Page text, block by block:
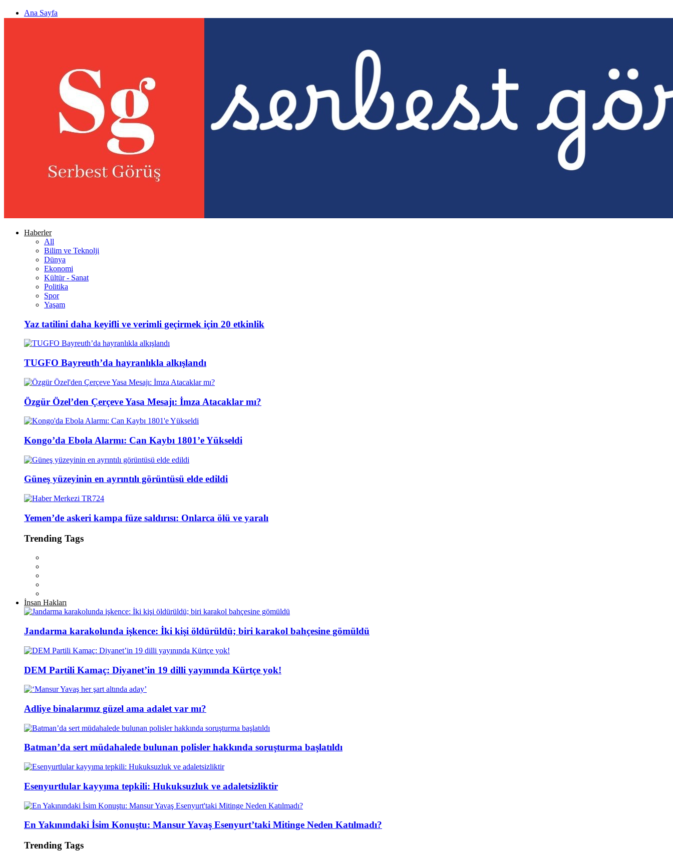
Ana Sayfa
Haberler
All
Bilim ve Teknolji
Dünya
Ekonomi
Kültür - Sanat
Politika
Spor
Yaşam
Yaz tatilini daha keyifli ve verimli geçirmek için 20 etkinlik
TUGFO Bayreuth’da hayranlıkla alkışlandı
Özgür Özel’den Çerçeve Yasa Mesajı: İmza Atacaklar mı?
Kongo’da Ebola Alarmı: Can Kaybı 1801’e Yükseldi
Güneş yüzeyinin en ayrıntılı görüntüsü elde edildi
Yemen’de askeri kampa füze saldırısı: Onlarca ölü ve yaralı
Trending Tags
İnsan Hakları
Jandarma karakolunda işkence: İki kişi öldürüldü; biri karakol bahçesine gömüldü
DEM Partili Kamaç: Diyanet’in 19 dilli yayınında Kürtçe yok!
Adliye binalarımız güzel ama adalet var mı?
Batman’da sert müdahalede bulunan polisler hakkında soruşturma başlatıldı
Esenyurtlular kayyıma tepkili: Hukuksuzluk ve adaletsizliktir
En Yakınındaki İsim Konuştu: Mansur Yavaş Esenyurt’taki Mitinge Neden Katılmadı?
Trending Tags